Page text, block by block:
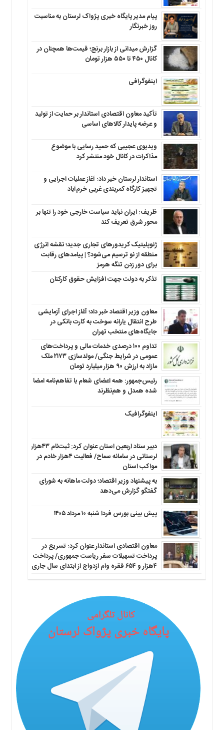
پیام مدیر پایگاه خبری پژواک لرستان به مناسبت
روز خبرنگار
گزارش میدانی از بازار برنج؛ قیمت‌ها همچنان در
کانال ۴۵۰ تا ۵۵۰ هزار تومان
اینفوگرافی
تأکید معاون اقتصادی استاندار بر حمایت از تولید
و عرضه پایدار کالاهای اساسی
ویدیوی عجیبی که حمید رسایی با موضوع
مذاکرات در کانال خود منتشر کرد
استاندار لرستان خبر داد: آغاز عملیات اجرایی و
تجهیز کارگاه کمربندی غربی خرم‌آباد
ظریف: ایران نباید سیاست خارجی خود را تنها بر
محور شرق تعریف کند
ژئوپلیتیک کریدورهای تجاری جدید؛ نقشه انرژی
منطقه‌ از نو ترسیم می‌شود؟ | پیامدهای رقابت
برای دور زدن تنگه هرمز
تذکر به دولت جهت افزایش حقوق کارکنان ‌
معاون وزیر اقتصاد خبر داد؛ آغاز اجرای آزمایشی
طرح انتقال یارانه سوخت به کارت بانکی در
جایگاه‌های منتخب تهران
تداوم ۱۰۰ درصدی خدمات مالی و پرداخت‌های
عمومی در شرایط جنگی/ مولدسازی ۲۱۷۳ ملک
مازاد به ارزش ۹۰ هزار میلیارد تومان
رئیس‌جمهور: همه اعضای شعام با تفاهم‌نامه امضا
شده همدل و هم‌نظرند
اینفوگرافیک
دبیر ستاد اربعین استان عنوان کرد: ثبت‌نام ۴۳هزار
لرستانی در سامانه سماح/ فعالیت ۴هزار خادم در
مواکب استان
به پیشنهاد وزیر اقتصاد؛ دولت ماهانه به شورای
گفتگو گزارش می‌دهد
پیش بینی بورس فردا شنبه ۱۰ مرداد ۱۴۰۵
معاون اقتصادی استاندار عنوان کرد: تسریع در
پرداخت تسهیلات سفر ریاست جمهوری/ پرداخت
۴هزار و ۶۵۴ فقره وام ازدواج از ابتدای سال جاری